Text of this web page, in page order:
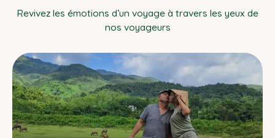
Revivez les émotions d’un voyage à travers les yeux de
nos voyageurs